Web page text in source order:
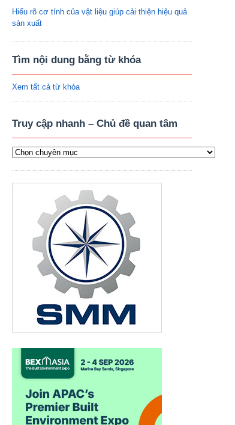
Hiểu rõ cơ tính của vật liệu giúp cải thiện hiệu quả
sản xuất
Tìm nội dung bằng từ khóa
Xem tất cả từ khóa
Truy cập nhanh – Chủ đề quan tâm